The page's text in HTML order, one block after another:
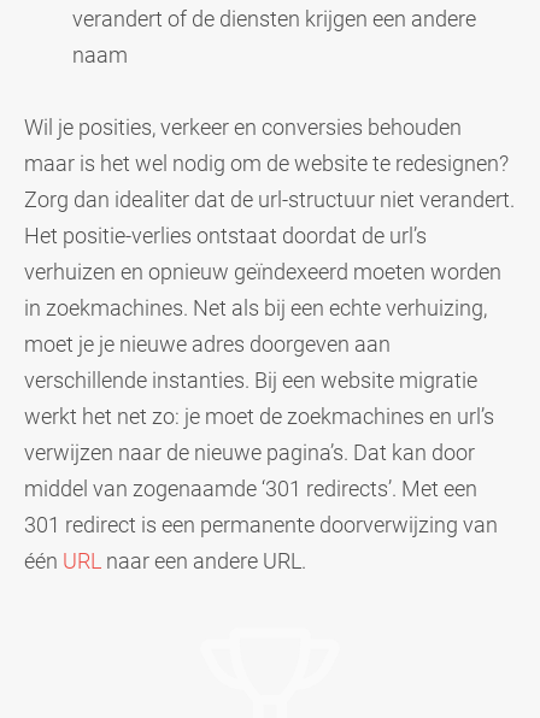
verandert of de diensten krijgen een andere
naam
Wil je posities, verkeer en conversies behouden
maar is het wel nodig om de website te redesignen?
Zorg dan idealiter dat de url-structuur niet verandert.
Het positie-verlies ontstaat doordat de url’s
verhuizen en opnieuw geïndexeerd moeten worden
in zoekmachines. Net als bij een echte verhuizing,
moet je je nieuwe adres doorgeven aan
verschillende instanties. Bij een website migratie
werkt het net zo: je moet de zoekmachines en url’s
verwijzen naar de nieuwe pagina’s. Dat kan door
middel van zogenaamde ‘301 redirects’. Met een
301 redirect is een permanente doorverwijzing van
één URL naar een andere URL.